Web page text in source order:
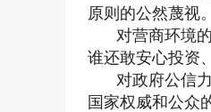
原则的公然蔑视。
对营商环境
谁还敢安心投资
对政府公信
国家权威和公众